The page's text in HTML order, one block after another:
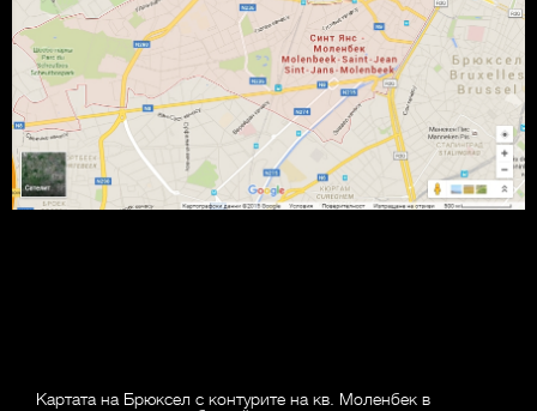
Картата на Брюксел с контурите на кв. Моленбек в